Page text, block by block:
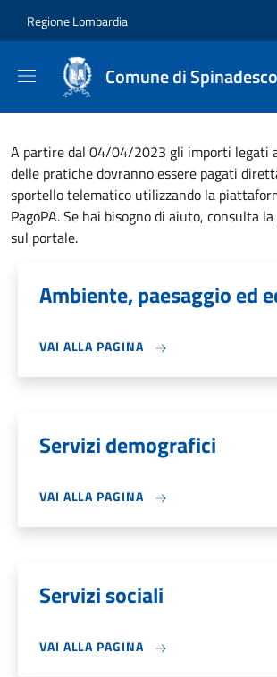
Regione Lombardia
Comune di Spinadesco
A partire dal 04/04/2023 gli importi legati
delle pratiche dovranno essere pagati
sportello telematico utilizzando la
PagoPA. Se hai bisogno di aiuto, consulta
sul portale.
Ambiente, paesaggio ed
VAI ALLA PAGINA
Servizi demografici
VAI ALLA PAGINA
Servizi sociali
VAI ALLA PAGINA